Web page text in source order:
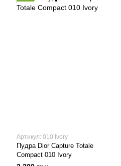
Артикул: 010 Ivory
Пудра Dior Capture Totale
Compact 010 Ivory